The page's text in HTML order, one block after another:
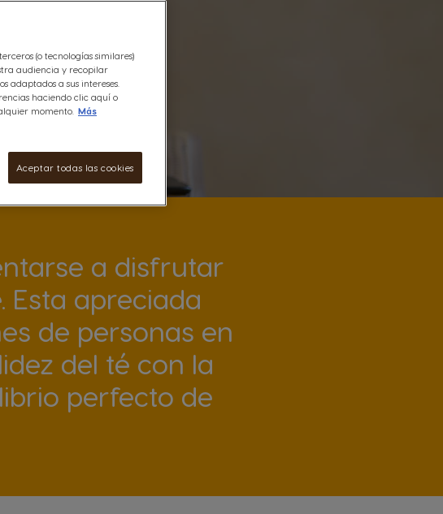
a disfrutar
Esta apreciada
de personas en
del té con la
perfecto de
(o tecnologías similares)
audiencia y recopilar
adaptados a sus intereses.
haciendo clic aquí o
momento. Más
Aceptar todas las cookies